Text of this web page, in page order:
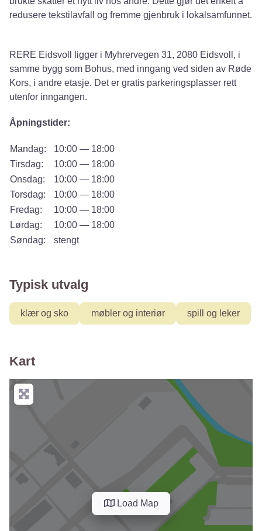
redusere tekstilavfall og fremme gjenbruk i lokalsamfunnet.
RERE Eidsvoll ligger i Myhrervegen 31, 2080 Eidsvoll, i
samme bygg som Bohus, med inngang ved siden av Røde
Kors, i andre etasje. Det er gratis parkeringsplasser rett
utenfor inngangen.
Åpningstider:
Mandag:
10:00 — 18:00
Tirsdag:
10:00 — 18:00
Onsdag:
10:00 — 18:00
Torsdag:
10:00 — 18:00
Fredag:
10:00 — 18:00
Lørdag:
10:00 — 18:00
Søndag:
stengt
Typisk utvalg
klær og sko møbler og interiør spill og leker
Kart
Load Map